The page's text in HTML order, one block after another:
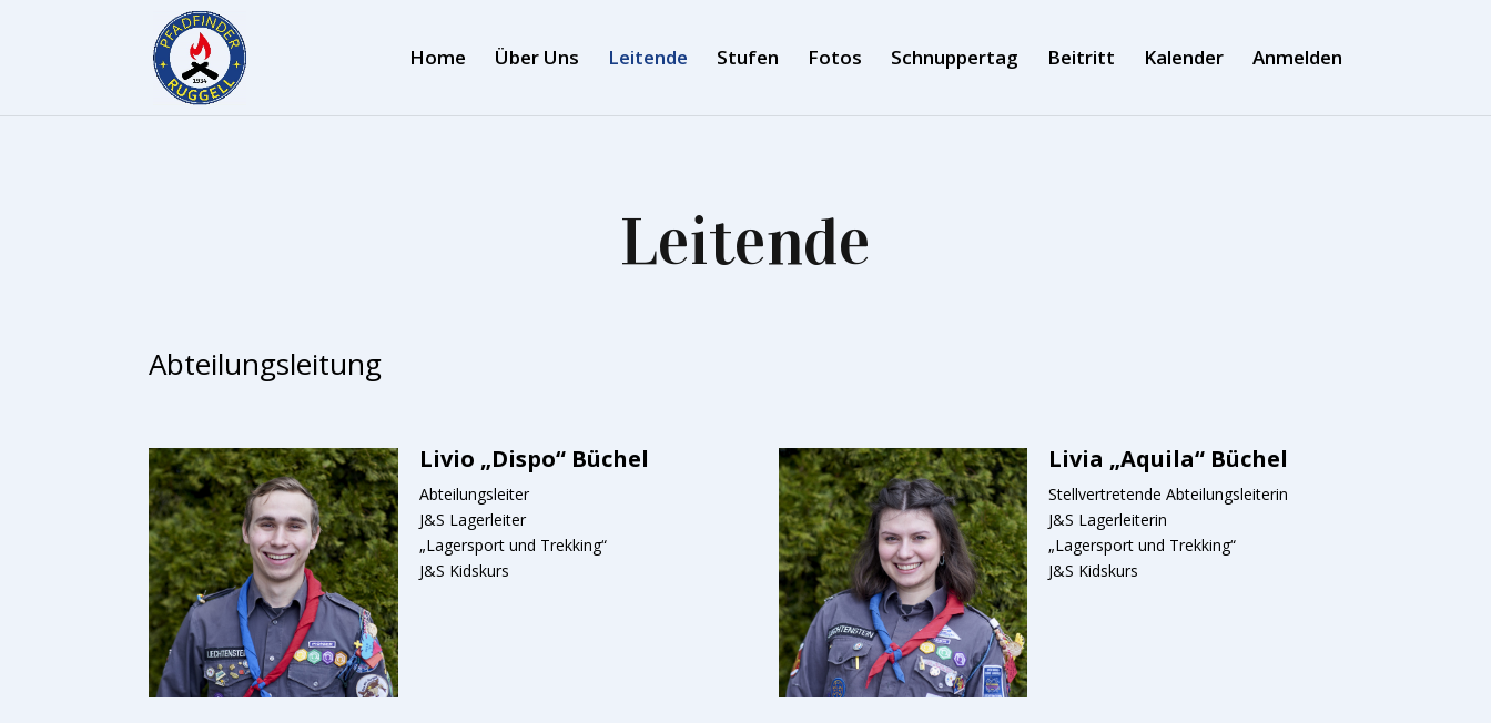
Home Über Uns Leitende Stufen Fotos Schnuppertag Beitritt Kalender Anmelden
Leitende
Abteilungsleitung
Livio „Dispo“ Büchel
Abteilungsleiter
J&S Lagerleiter
„Lagersport und Trekking“
J&S Kidskurs
Livia „Aquila“ Büchel
Stellvertretende Abteilungsleiterin
J&S Lagerleiterin
„Lagersport und Trekking“
J&S Kidskurs